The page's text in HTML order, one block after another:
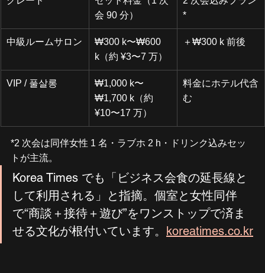
会 90 分）
*
中級ルームサロン
₩300 k〜₩600
k（約 ¥3〜7 万）
＋₩300 k 前後
VIP / 풀살롱
₩1,000 k〜
₩1,700 k（約
¥10〜17 万）
料金にホテル代含
む
*2 次会は同伴女性 1 名・ラブホ 2 h・ドリンク込みセッ
トが主流。
Korea Times でも「ビジネス会食の延長線と
して利用される」と指摘。個室と女性同伴
で“商談＋接待＋遊び”をワンストップで済ま
せる文化が根付いています。
koreatimes.co.kr